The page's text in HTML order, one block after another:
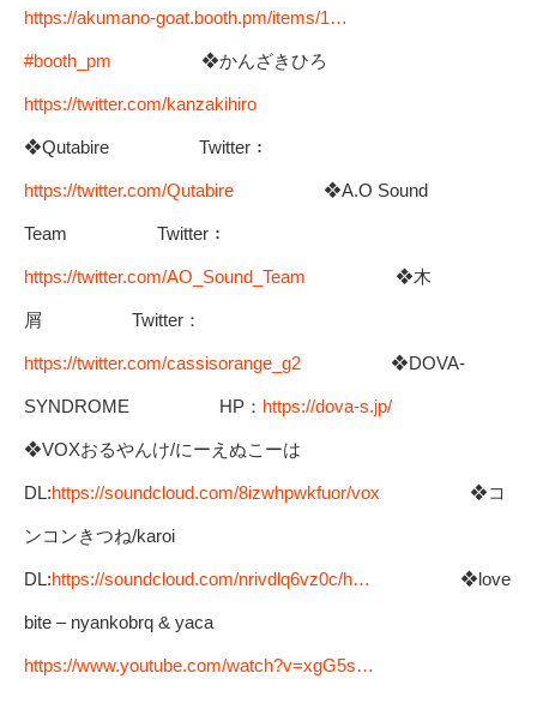
https://akumano-goat.booth.pm/items/1…
#booth_pm ❖かんざきひろ
https://twitter.com/kanzakihiro
❖Qutabire Twitter：
https://twitter.com/Qutabire ❖A.O Sound
Team Twitter：
https://twitter.com/AO_Sound_Team ❖木
屑 Twitter：
https://twitter.com/cassisorange_g2 ❖DOVA-
SYNDROME HP： https://dova-s.jp/
❖VOXおるやんけ/にーえぬこーは
DL:https://soundcloud.com/8izwhpwkfuor/vox ❖コ
ンコンきつね/karoi
DL:https://soundcloud.com/nrivdlq6vz0c/h… ❖love
bite – nyankobrq & yaca
https://www.youtube.com/watch?v=xgG5s…